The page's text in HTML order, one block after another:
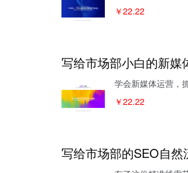
￥22.22
写给市场部小白的新媒
学会新媒体运营，
￥22.22
写给市场部的SEO自然